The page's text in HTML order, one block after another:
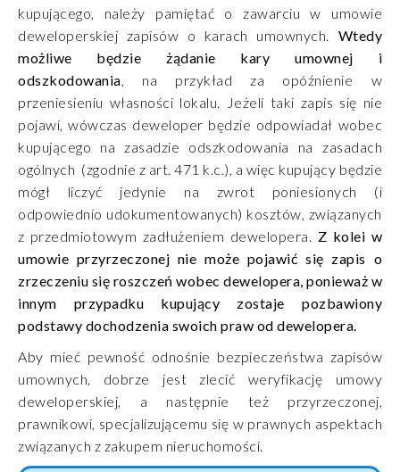
kupującego, należy pamiętać o zawarciu w umowie
deweloperskiej zapisów o karach umownych. Wtedy
możliwe będzie żądanie kary umownej i
odszkodowania, na przykład za opóźnienie w
przeniesieniu własności lokalu. Jeżeli taki zapis się nie
pojawi, wówczas deweloper będzie odpowiadał wobec
kupującego na zasadzie odszkodowania na zasadach
ogólnych (zgodnie z art. 471 k.c.), a więc kupujący będzie
mógł liczyć jedynie na zwrot poniesionych (i
odpowiednio udokumentowanych) kosztów, związanych
z przedmiotowym zadłużeniem dewelopera. Z kolei w
umowie przyrzeczonej nie może pojawić się zapis o
zrzeczeniu się roszczeń wobec dewelopera, ponieważ w
innym przypadku kupujący zostaje pozbawiony
podstawy dochodzenia swoich praw od dewelopera.
Aby mieć pewność odnośnie bezpieczeństwa zapisów
umownych, dobrze jest zlecić weryfikację umowy
deweloperskiej, a następnie też przyrzeczonej,
prawnikowi, specjalizującemu się w prawnych aspektach
związanych z zakupem nieruchomości.